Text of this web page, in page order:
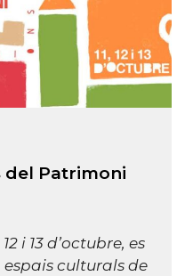
del Patrimoni
12 i 13 d’octubre, es
culturals de